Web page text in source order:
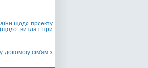
щодо проекту
виплат при
допомогу сім'ям з